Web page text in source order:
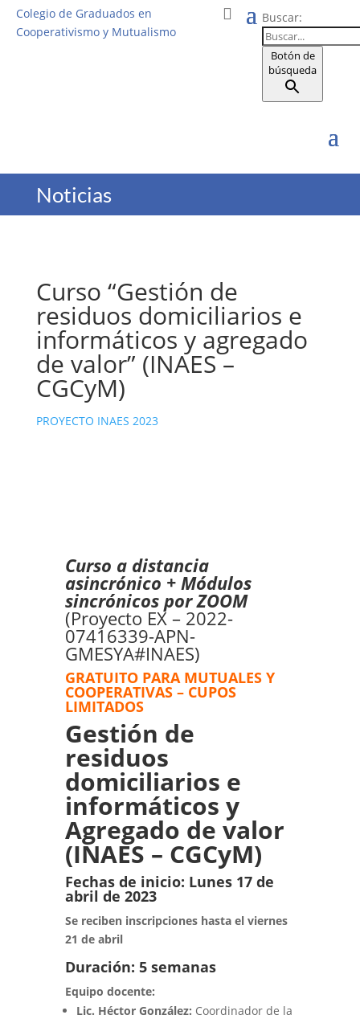
Colegio de Graduados en
Cooperativismo y Mutualismo
Buscar:
Botón de
búsqueda
Noticias
Curso “Gestión de
residuos domiciliarios e
informáticos y agregado
de valor” (INAES –
CGCyM)
PROYECTO INAES 2023
Curso a distancia
asincrónico + Módulos
sincrónicos por ZOOM
(Proyecto EX – 2022-
07416339-APN-
GMESYA#INAES)
GRATUITO PARA MUTUALES Y
COOPERATIVAS – CUPOS
LIMITADOS
Gestión de
residuos
domiciliarios e
informáticos y
Agregado de valor
(INAES – CGCyM)
Fechas de inicio: Lunes 17 de
abril de 2023
Se reciben inscripciones hasta el viernes
21 de abril
Duración: 5 semanas
Equipo docente:
Lic. Héctor González: Coordinador de la